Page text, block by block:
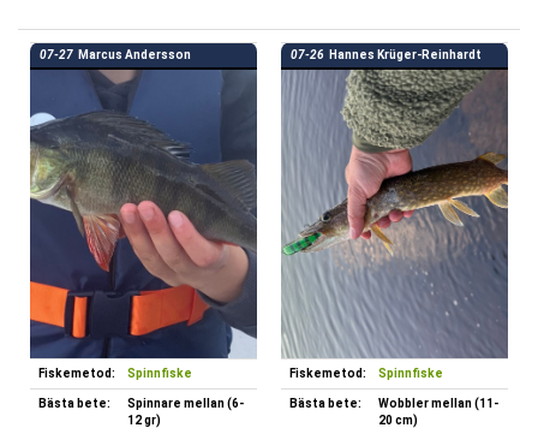
07-27 Marcus Andersson
Fiskemetod: Spinnfiske
Bästa bete:
Spinnare mellan (6-
12 gr)
07-26 Hannes Krüger-Reinhardt
Fiskemetod: Spinnfiske
Bästa bete:
Wobbler mellan (11-
20 cm)